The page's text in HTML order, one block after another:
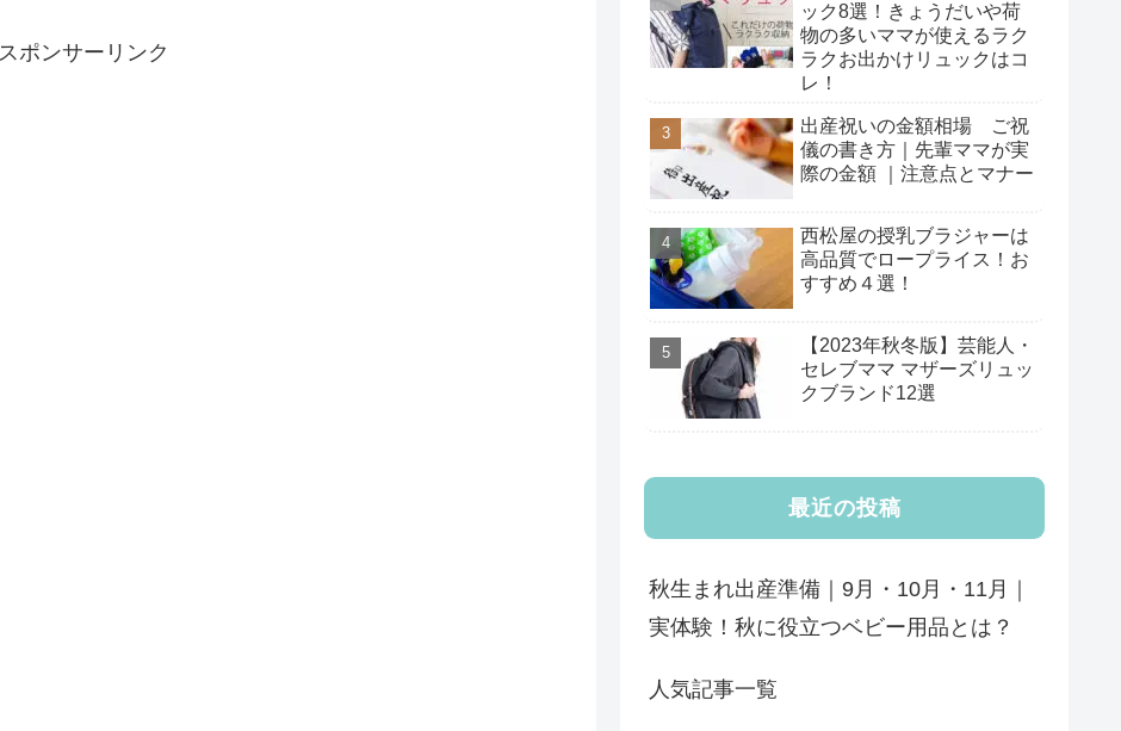
スポンサーリンク
ック8選！きょうだいや荷
物の多いママが使えるラク
ラクお出かけリュックはコ
レ！
出産祝いの金額相場 ご祝
儀の書き方｜先輩ママが実
際の金額 ｜注意点とマナー
西松屋の授乳ブラジャーは
高品質でロープライス！お
すすめ４選！
【2023年秋冬版】芸能人・
セレブママ マザーズリュッ
クブランド12選
最近の投稿
秋生まれ出産準備｜9月・10月・11月｜
実体験！秋に役立つベビー用品とは？
人気記事一覧